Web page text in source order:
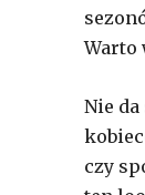
Warto
Nie
czy